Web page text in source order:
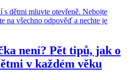
není? Pět tipů, jak o
v každém věku